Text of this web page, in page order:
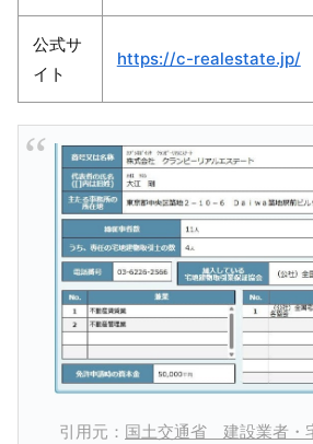
公式サ
イト
https://c-realestate.jp/
引用元： 国土交通省 建設業者・